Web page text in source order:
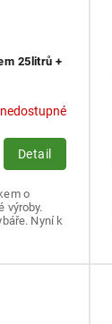
25litrů +
Detail
o
výroby.
Nyní k